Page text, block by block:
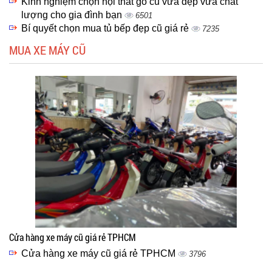
lượng cho gia đình bạn
6501
Bí quyết chọn mua tủ bếp đẹp cũ giá rẻ 7235
MUA XE MÁY CŨ
Cửa hàng xe máy cũ giá rẻ TPHCM
Cửa hàng xe máy cũ giá rẻ TPHCM 3796